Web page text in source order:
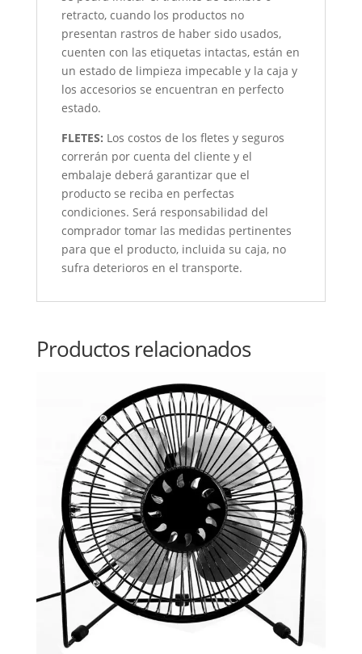
retracto, cuando los productos no
presentan rastros de haber sido usados,
cuenten con las etiquetas intactas, están en
un estado de limpieza impecable y la caja y
los accesorios se encuentran en perfecto
estado.
FLETES: Los costos de los fletes y seguros
correrán por cuenta del cliente y el
embalaje deberá garantizar que el
producto se reciba en perfectas
condiciones. Será responsabilidad del
comprador tomar las medidas pertinentes
para que el producto, incluida su caja, no
sufra deterioros en el transporte.
Productos relacionados